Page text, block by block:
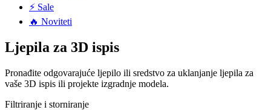
⚡ Sale
🔥 Noviteti
Ljepila za 3D ispis
Pronađite odgovarajuće ljepilo ili sredstvo za uklanjanje ljepila za
vaše 3D ispis ili projekte izgradnje modela.
Filtriranje i storniranje